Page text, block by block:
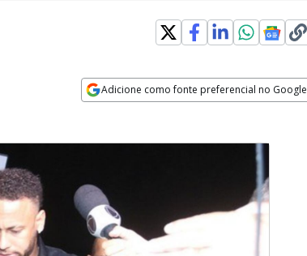
Adicione como fonte preferencial no Google